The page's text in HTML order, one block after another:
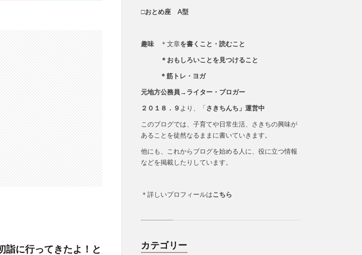
詣に行ってきたよ！と
□おとめ座 A型
趣味 ＊文章を書くこと・読むこと
＊おもしろいことを見つけること
＊筋トレ・ヨガ
元地方公務員→ライター・ブロガー
２０１８．９ より、「さきちんち」運営中
このブログでは、子育てや日常生活、さきちの興味が
あることを徒然なるままに書いていきます。
他にも、これからブログを始める人に、役に立つ情報
などを掲載したりしています。
＊詳しいプロフィールはこちら
カテゴリー